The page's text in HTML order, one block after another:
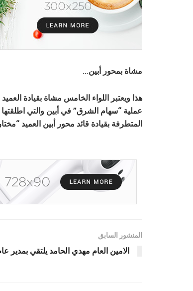
مشاة بمحور أبين…
هذا ويعتبر اللواء الخامس مشاة بقيادة
عملية “سهام الشرق” في أبين والتي
المتطرفة بقيادة قائد محور أبين العميد
المنشور السابق
الامين العام مهدي الحامد يلتقي بمدير